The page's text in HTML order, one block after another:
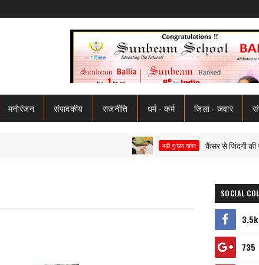
मनोरंजन संपादकीय राजनीति धर्म - कर्म जिला - जवार
बड़ी दुःखद खबर कैंसर से जिंदगी की जंग हार गए
SOCIAL
3.5k
735